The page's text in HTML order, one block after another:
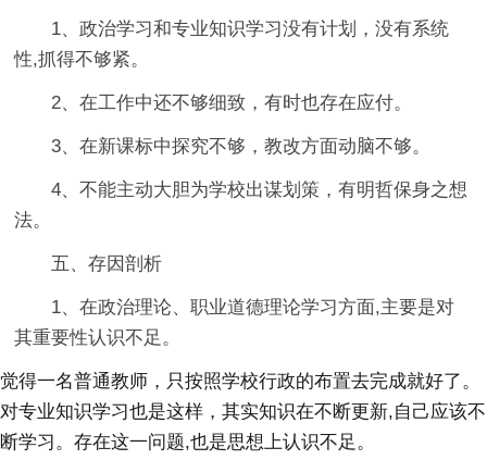
1、政治学习和专业知识学习没有计划，没有系统
性,抓得不够紧。
2、在工作中还不够细致，有时也存在应付。
3、在新课标中探究不够，教改方面动脑不够。
4、不能主动大胆为学校出谋划策，有明哲保身之想
法。
五、存因剖析
1、在政治理论、职业道德理论学习方面,主要是对
其重要性认识不足。
觉得一名普通教师，只按照学校行政的布置去完成就好了。
对专业知识学习也是这样，其实知识在不断更新,自己应该不
断学习。存在这一问题,也是思想上认识不足。